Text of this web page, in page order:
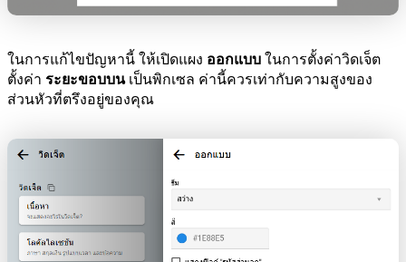
ในการแก้ไขปัญหานี้ ให้เปิดแผง ออกแบบ ในการตั้งค่าวิดเจ็ต
ตั้งค่า ระยะขอบบนเป็นพิกเซล ค่านี้ควรเท่ากับความสูงของ
ส่วนหัวที่ตรึงอยู่ของคุณ